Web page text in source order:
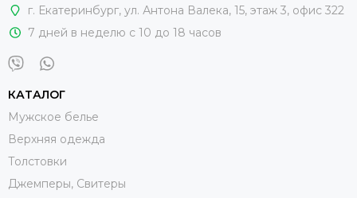
г. Екатеринбург, ул. Антона Валека, 15, этаж 3, офис 322
7 дней в неделю с 10 до 18 часов
КАТАЛОГ
Мужское белье
Верхняя одежда
Толстовки
Джемперы, Свитеры